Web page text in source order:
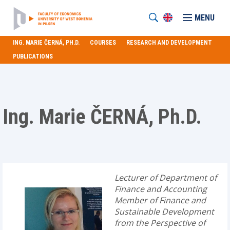
MENU
ING. MARIE ČERNÁ, PH.D. COURSES
RESEARCH AND DEVELOPMENT
PUBLICATIONS
Ing. Marie ČERNÁ, Ph.D.
Lecturer of Department of
Finance and Accounting
Member of Finance and
Sustainable Development
from the Perspective of